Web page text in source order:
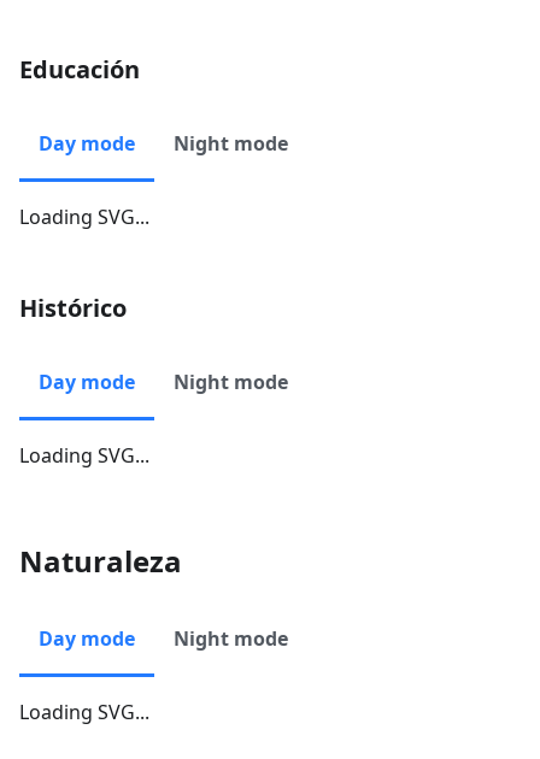
Educación
Day mode Night mode
Loading SVG...
Histórico
Day mode Night mode
Loading SVG...
Naturaleza
Day mode Night mode
Loading SVG...